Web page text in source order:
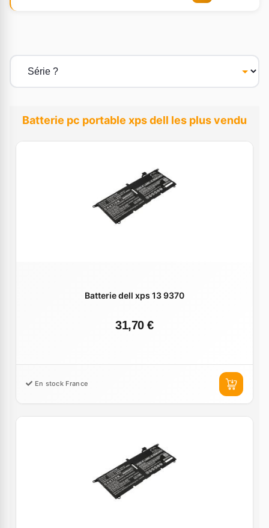
Batterie pc portable xps dell les plus vendu
Batterie dell xps 13 9370
31,70 €
En stock France